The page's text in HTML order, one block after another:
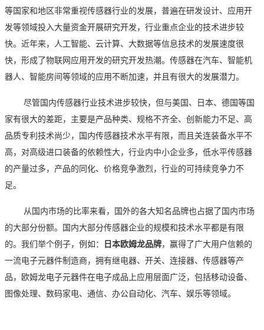
等国家和地区非常重视传感器行业的发展，普遍在研发设计、应用开
发等领域投入大量资金开展研究开发，行业重点企业的技术进步较
快。近年来，人工智能、云计算、大数据等信息技术的发展速度很
快，形成了物联网应用开发的研究开发热潮。传感器在汽车、智能机
器人、智能房间等领域的应用不断加速，并且有很大的发展潜力。
尽管国内传感器行业技术进步较快，但与美国、日本、德国等国
家有很大的差距，主要是产品种类、规格不齐全、创新能力不足、高
品质专利技术尚少，国内传感器技术水平有限，而且关连装备水平不
高，对高级进口装备的依赖性大，行业内中小企业多，低水平传感器
的产量过多，产品的同化、价格竞争激烈，行业的可持续竞争力不
足。
从国内市场的比率来看，国外的各大知名 品牌也占据了国内市场
的大部分份额。
国内大部分传感器企业的规模和技术水平都是有限
的。我们举个例子， 例如： 日本欧姆龙品牌， 赢得了广大用户信赖的
一流电子元器件制造商，拥有继电器、开关、连接器、传感器等产
品，欧姆龙电子元器件在电子成品上应用层面广泛，包括移动设备、
图像处理、数码家电、通信、办公自动化、汽车、娱乐等领域。